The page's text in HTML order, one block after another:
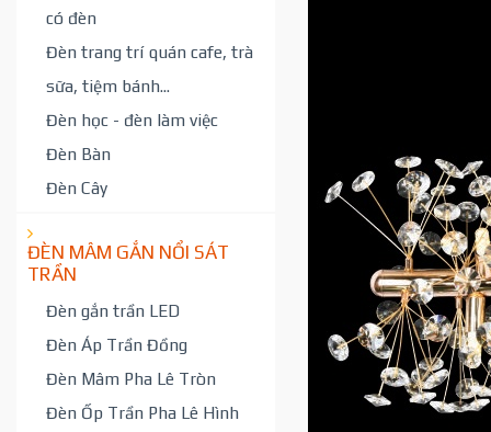
có đèn
Đèn trang trí quán cafe, trà
sữa, tiệm bánh...
Đèn học - đèn làm việc
Đèn Bàn
Đèn Cây
ĐÈN MÂM GẮN NỔI SÁT
TRẦN
Đèn gắn trần LED
Đèn Áp Trần Đồng
Đèn Mâm Pha Lê Tròn
Đèn Ốp Trần Pha Lê Hình